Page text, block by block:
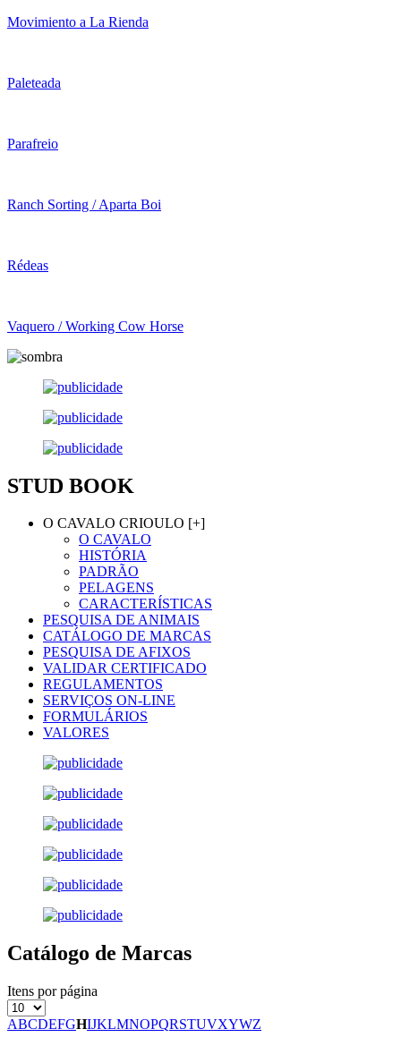
Movimiento a La Rienda
Paleteada
Parafreio
Ranch Sorting / Aparta Boi
Rédeas
Vaquero / Working Cow Horse
STUD BOOK
O CAVALO CRIOULO [+]
O CAVALO
HISTÓRIA
PADRÃO
PELAGENS
CARACTERÍSTICAS
PESQUISA DE ANIMAIS
CATÁLOGO DE MARCAS
PESQUISA DE AFIXOS
VALIDAR CERTIFICADO
REGULAMENTOS
SERVIÇOS ON-LINE
FORMULÁRIOS
VALORES
Catálogo de Marcas
Itens por página
ABCDEFGHIJKLMNOPQRSTUVXYWZ